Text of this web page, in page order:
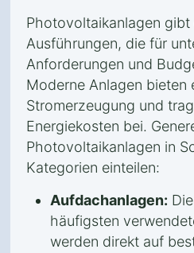
Photovoltaikanlagen gibt
Ausführungen, die für
Anforderungen und
Moderne Anlagen bieten
Stromerzeugung und
Energiekosten bei.
Photovoltaikanlagen in
Kategorien einteilen:
Aufdachanlagen:
häufigsten
werden direkt auf